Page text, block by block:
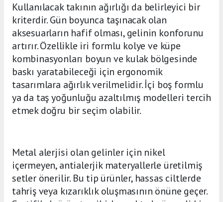
Kullanılacak takının ağırlığı da belirleyici bir
kriterdir. Gün boyunca taşınacak olan
aksesuarların hafif olması, gelinin konforunu
artırır. Özellikle iri formlu kolye ve küpe
kombinasyonları boyun ve kulak bölgesinde
baskı yaratabileceği için ergonomik
tasarımlara ağırlık verilmelidir. İçi boş formlu
ya da taş yoğunluğu azaltılmış modelleri tercih
etmek doğru bir seçim olabilir.
Metal alerjisi olan gelinler için nikel
içermeyen, antialerjik materyallerle üretilmiş
setler önerilir. Bu tip ürünler, hassas ciltlerde
tahriş veya kızarıklık oluşmasının önüne geçer.